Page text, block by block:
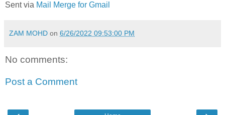
Sent via Mail Merge for Gmail
ZAM MOHD on 6/26/2022 09:53:00 PM
No comments:
Post a Comment